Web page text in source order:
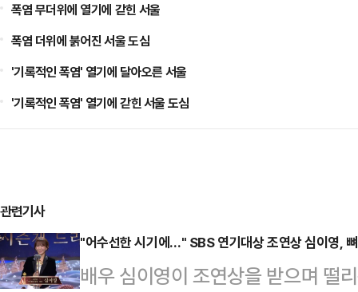
폭염 무더위에 열기에 갇힌 서울
폭염 더위에 붉어진 서울 도심
'기록적인 폭염' 열기에 달아오른 서울
'기록적인 폭염' 열기에 갇힌 서울 도심
관련기사
"어수선한 시기에…" SBS 연기대상 조연상 심이영,
배우 심이영이 조연상을 받으며 떨